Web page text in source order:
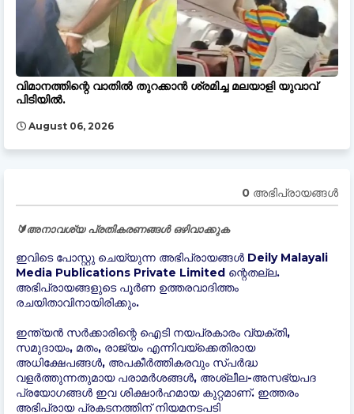
വിമാനത്തിന്റെ വാതിൽ തുറക്കാൻ ശ്രമിച്ച മലയാളി യുവാവ്
പിടിയിൽ.
August 06, 2026
0 അഭിപ്രായങ്ങള്‍
🔰അനാവശ്യ പ്രതികരണങ്ങൾ ഒഴിവാക്കുക
ഇവിടെ പോസ്റ്റു ചെയ്യുന്ന അഭിപ്രായങ്ങൾ Deily Malayali
Media Publications Private Limited ന്റെതല്ല.
അഭിപ്രായങ്ങളുടെ പൂർണ ഉത്തരവാദിത്തം
രചയിതാവിനായിരിക്കും.
ഇന്ത്യന്‍ സർക്കാരിന്റെ ഐടി നയപ്രകാരം വ്യക്തി,
സമുദായം, മതം, രാജ്യം എന്നിവയ്ക്കെതിരായ
അധിക്ഷേപങ്ങൾ, അപകീർത്തികരവും സ്പർദ്ധ
വളർത്തുന്നതുമായ പരാമർശങ്ങൾ, അശ്ലീല-അസഭ്യപദ
പ്രയോഗങ്ങൾ ഇവ ശിക്ഷാർഹമായ കുറ്റമാണ്. ഇത്തരം
അഭിപ്രായ പ്രകടനത്തിന് നിയമനടപടി